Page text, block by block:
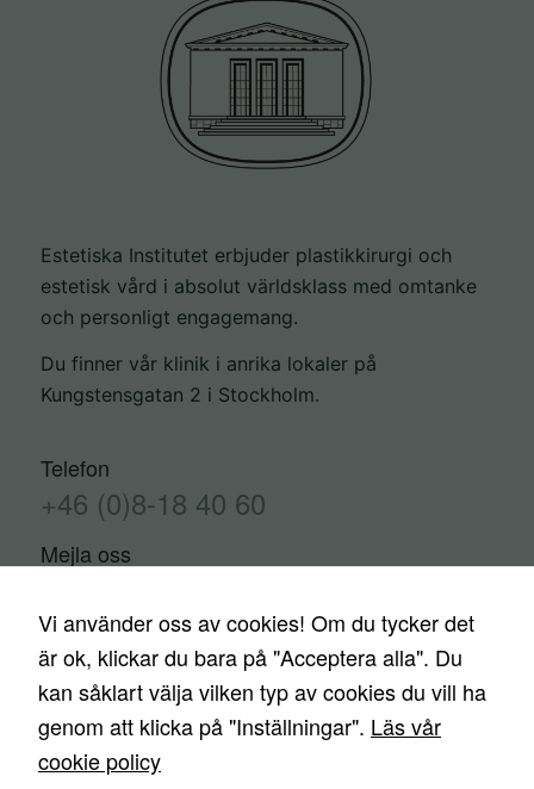
Estetiska Institutet erbjuder plastikkirurgi och
estetisk vård i absolut världsklass med omtanke
och personligt engagemang.
Du finner vår klinik i anrika lokaler på
Kungstensgatan 2 i Stockholm.
Telefon
+46 (0)8-18 40 60
Mejla oss
Kontakta oss Trygghetsgaranti
Finansiering
Priser
Nyheter Media Ingrepp
Vi använder oss av cookies! Om du tycker det
är ok, klickar du bara på "Acceptera alla". Du
kan såklart välja vilken typ av cookies du vill ha
genom att klicka på "Inställningar". Läs vår
cookie policy
för att
över huvud
taget ska
fungera.